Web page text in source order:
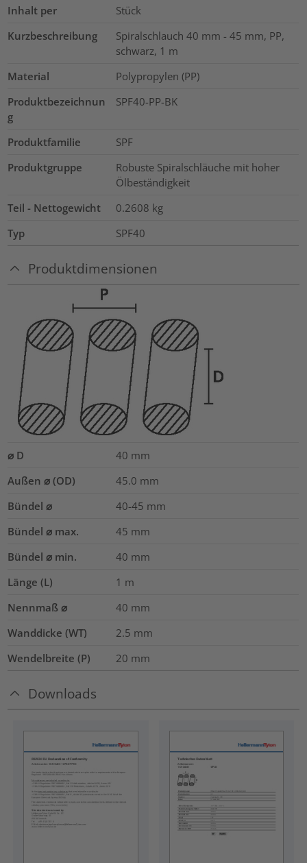
Inhalt per
Stück
Kurzbeschreibung
Spiralschlauch 40 mm - 45 mm, PP,
schwarz, 1 m
Material
Polypropylen (PP)
Produktbezeichnun
g
SPF40-PP-BK
Produktfamilie
SPF
Produktgruppe
Robuste Spiralschläuche mit hoher
Ölbeständigkeit
Teil - Nettogewicht
0.2608 kg
Typ
SPF40
Produktdimensionen
⌀ D 40 mm
Außen ⌀ (OD)
45.0 mm
Bündel ⌀
40-45 mm
Bündel ⌀ max.
45 mm
Bündel ⌀ min.
40 mm
Länge (L)
1 m
Nennmaß ⌀
40 mm
Wanddicke (WT)
2.5 mm
Wendelbreite (P)
20 mm
Downloads